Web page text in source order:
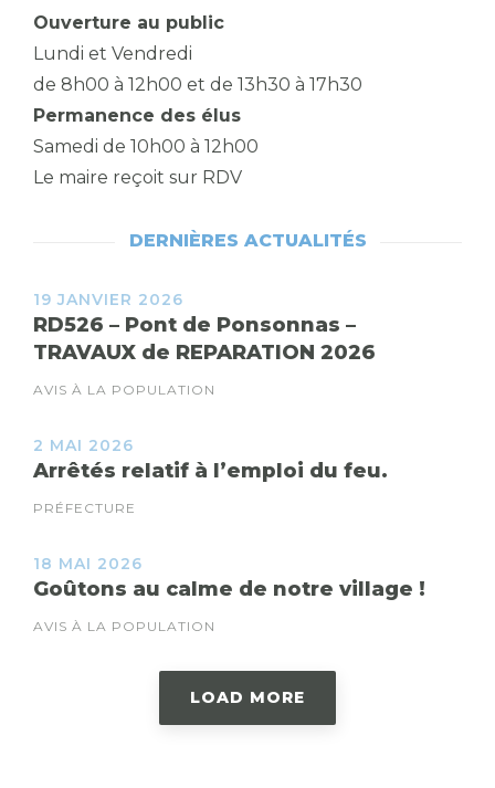
Ouverture au public
Lundi et Vendredi
de 8h00 à 12h00 et de 13h30 à 17h30
Permanence des élus
Samedi de 10h00 à 12h00
Le maire reçoit sur RDV
DERNIÈRES ACTUALITÉS
19 JANVIER 2026
RD526 – Pont de Ponsonnas –
TRAVAUX de REPARATION 2026
AVIS À LA POPULATION
2 MAI 2026
Arrêtés relatif à l’emploi du feu.
PRÉFECTURE
18 MAI 2026
Goûtons au calme de notre village !
AVIS À LA POPULATION
LOAD MORE